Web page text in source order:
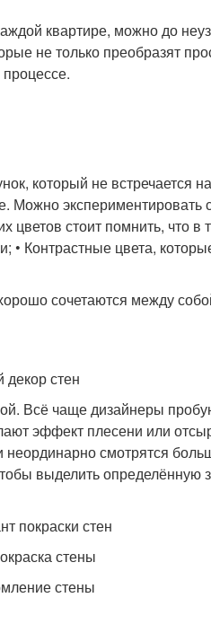
квартире, можно до
не только преобразят
процессе.
который не встречается
Можно экспериментировать
стоит помнить, что в
• Контрастные цвета,
сочетаются между
стен
Всё чаще дизайнеры
эффект плесени или
смотрятся
выделить
покраски стен
стены
стены